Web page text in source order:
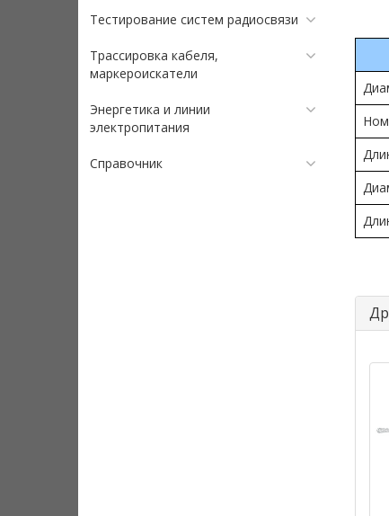
Тестирование систем радиосвязи
Трассировка кабеля,
маркероискатели
Энергетика и линии
электропитания
Справочник